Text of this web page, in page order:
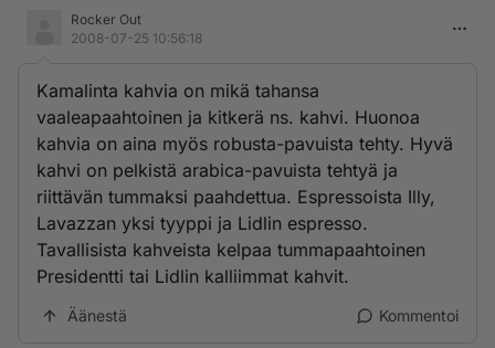
Rocker Out
2008-07-25 10:56:18
Kamalinta kahvia on mikä tahansa
vaaleapaahtoinen ja kitkerä ns. kahvi. Huonoa
kahvia on aina myös robusta-pavuista tehty. Hyvä
kahvi on pelkistä arabica-pavuista tehtyä ja
riittävän tummaksi paahdettua. Espressoista Illy,
Lavazzan yksi tyyppi ja Lidlin espresso.
Tavallisista kahveista kelpaa tummapaahtoinen
Presidentti tai Lidlin kalliimmat kahvit.
Äänestä Kommentoi